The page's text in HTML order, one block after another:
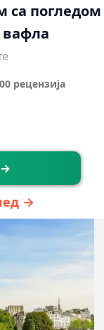
са
вафла
рецензија
→